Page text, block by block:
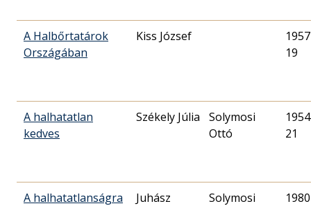
A Halbőrtatárok
Országában
Kiss József
19
A halhatatlan
kedves
Székely Júlia
Solymosi
Ottó
21
A halhatatlanságra
Juhász
Solymosi